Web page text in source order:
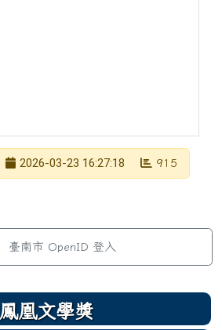
2026-03-23 16:27:18 915
臺南市 OpenID 登入
鳳凰文學獎